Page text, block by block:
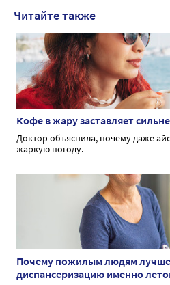
Читайте также
Кофе в жару заставляет
Доктор объяснила, почему даже
жаркую погоду.
Почему пожилым людям
диспансеризацию именно